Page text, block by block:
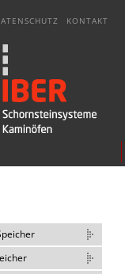
KONTAKT